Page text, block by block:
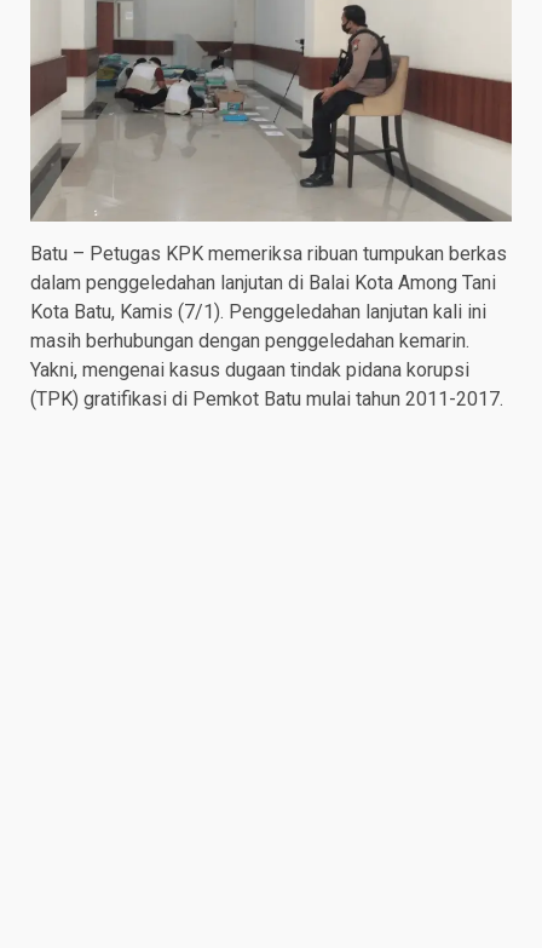
Batu – Petugas KPK memeriksa ribuan tumpukan berkas
dalam penggeledahan lanjutan di Balai Kota Among Tani
Kota Batu, Kamis (7/1). Penggeledahan lanjutan kali ini
masih berhubungan dengan penggeledahan kemarin.
Yakni, mengenai kasus dugaan tindak pidana korupsi
(TPK) gratifikasi di Pemkot Batu mulai tahun 2011-2017.